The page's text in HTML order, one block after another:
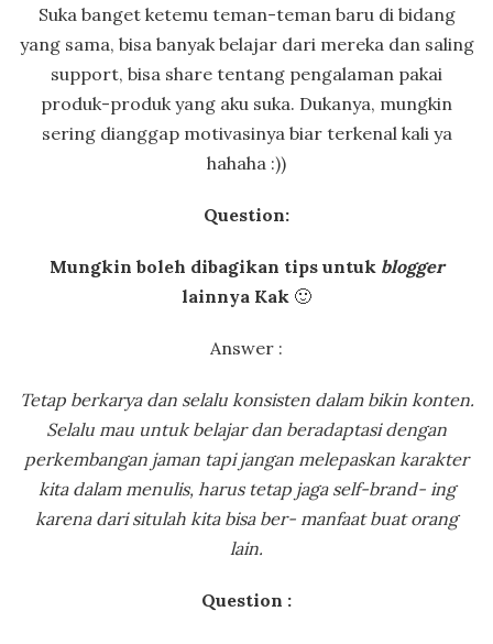
Suka banget ketemu teman-teman baru di bidang
yang sama, bisa banyak belajar dari mereka dan saling
support, bisa share tentang pengalaman pakai
produk-produk yang aku suka. Dukanya, mungkin
sering dianggap motivasinya biar terkenal kali ya
hahaha :))
Question:
Mungkin boleh dibagikan tips untuk blogger
lainnya Kak 🙂
Answer :
Tetap berkarya dan selalu konsisten dalam bikin konten.
Selalu mau untuk belajar dan beradaptasi dengan
perkembangan jaman tapi jangan melepaskan karakter
kita dalam menulis, harus tetap jaga self-brand- ing
karena dari situlah kita bisa ber- manfaat buat orang
lain.
Question :